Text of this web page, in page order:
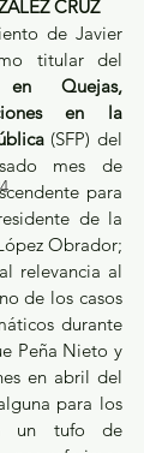
CRUZ
de Javier
en Quejas,
en la
(SFP) del
mes de
para
de la
Obrador;
relevancia al
de los casos
durante
Peña Nieto y
en abril del
para los
un tufo de